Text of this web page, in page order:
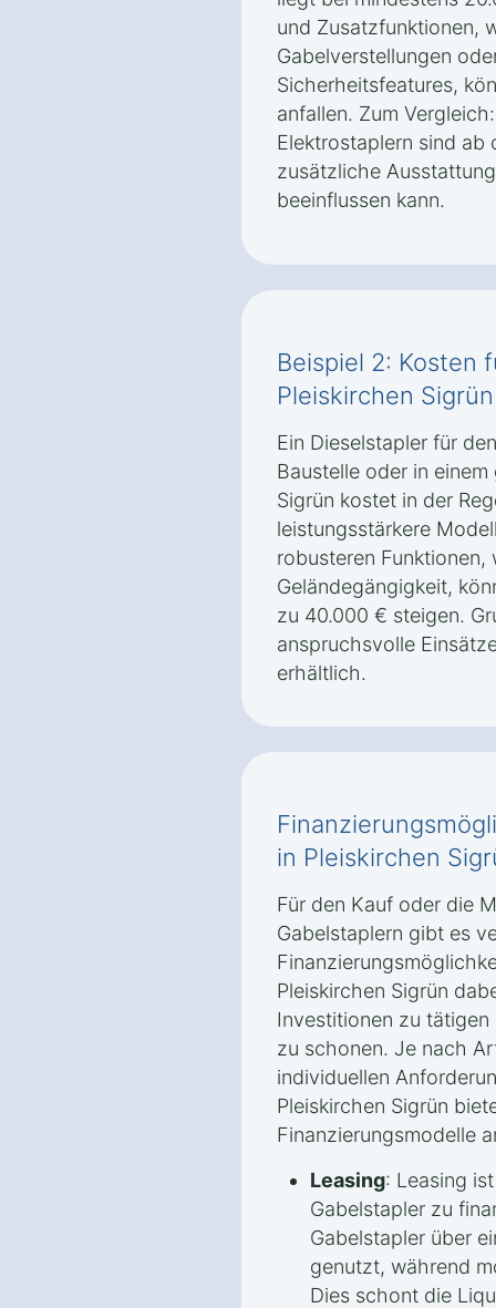
und Zusatzfunktionen,
Gabelverstellungen
Sicherheitsfeatures,
anfallen. Zum
Elektrostaplern sind
zusätzliche
beeinflussen kann.
Beispiel 2: Kosten
Pleiskirchen Sigrün
Ein Dieselstapler für
Baustelle oder in
Sigrün kostet in der
leistungsstärkere
robusteren
Geländegängigkeit,
zu 40.000 € steigen.
anspruchsvolle
erhältlich.
in Pleiskirchen
Für den Kauf oder die
Gabelstaplern gibt es
Pleiskirchen Sigrün
Investitionen zu
zu schonen. Je nach
individuellen
Pleiskirchen Sigrün
Finanzierungsmodelle
Leasing: Leasing
Gabelstapler zu
Gabelstapler über
genutzt, während
Dies schont die